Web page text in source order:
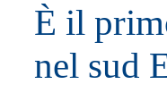
È il
nel sud